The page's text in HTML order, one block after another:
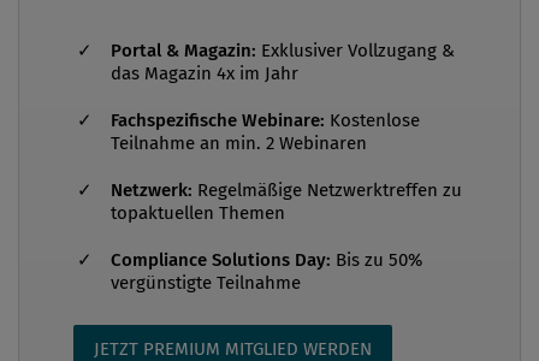
Portal & Magazin: Exklusiver Vollzugang &
das Magazin 4x im Jahr
Fachspezifische Webinare: Kostenlose
Teilnahme an min. 2 Webinaren
Netzwerk: Regelmäßige Netzwerktreffen zu
topaktuellen Themen
Compliance Solutions Day: Bis zu 50%
vergünstigte Teilnahme
JETZT PREMIUM MITGLIED WERDEN